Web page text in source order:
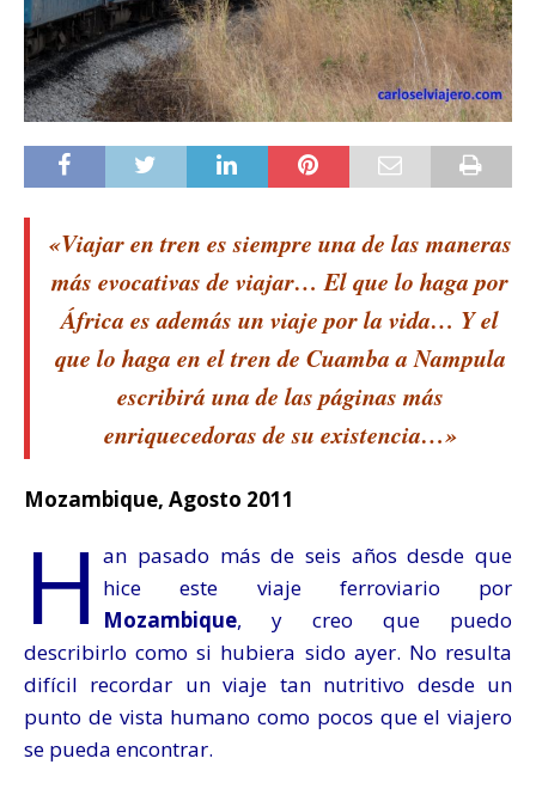
«Viajar en tren es siempre una de las maneras
más evocativas de viajar… El que lo haga por
África es además un viaje por la vida… Y el
que lo haga en el tren de Cuamba a Nampula
escribirá una de las páginas más
enriquecedoras de su existencia…»
Mozambique, Agosto 2011
H an pasado más de seis años desde que
hice este viaje ferroviario por
Mozambique, y creo que puedo
describirlo como si hubiera sido ayer. No resulta
difícil recordar un viaje tan nutritivo desde un
punto de vista humano como pocos que el viajero
se pueda encontrar.